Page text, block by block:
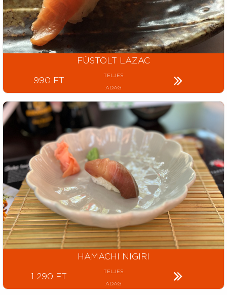
FÜSTÖLT LAZAC
990 FT
TELJES
ADAG
HAMACHI NIGIRI
1 290 FT
TELJES
ADAG